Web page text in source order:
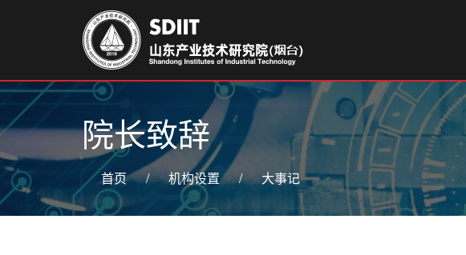
院长致辞
首页 / 机构设置 / 大事记